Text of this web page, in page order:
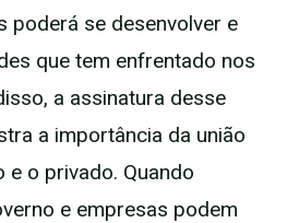
poderá se desenvolver e
que tem enfrentado nos
a assinatura desse
a importância da união
o privado. Quando
e empresas podem